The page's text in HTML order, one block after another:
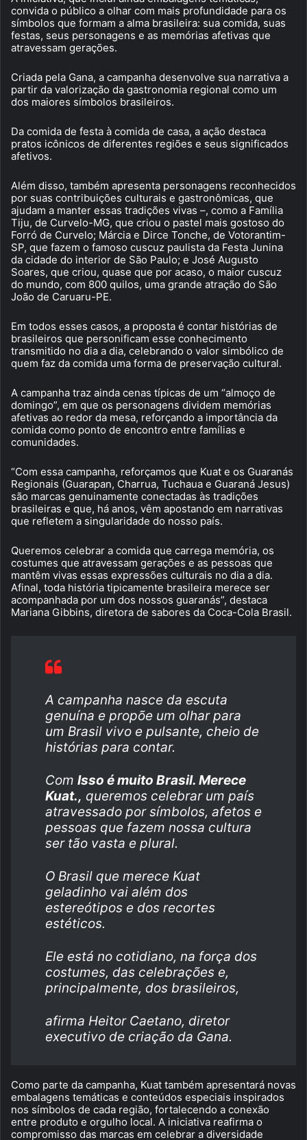
convida o público a olhar com mais profundidade para os
símbolos que formam a alma brasileira: sua comida, suas
festas, seus personagens e as memórias afetivas que
atravessam gerações.
Criada pela Gana, a campanha desenvolve sua narrativa a
partir da valorização da gastronomia regional como um
dos maiores símbolos brasileiros.
Da comida de festa à comida de casa, a ação destaca
pratos icônicos de diferentes regiões e seus significados
afetivos.
Além disso, também apresenta personagens reconhecidos
por suas contribuições culturais e gastronômicas, que
ajudam a manter essas tradições vivas –, como a Família
Tiju, de Curvelo-MG, que criou o pastel mais gostoso do
Forró de Curvelo; Márcia e Dirce Tonche, de Votorantim-
SP, que fazem o famoso cuscuz paulista da Festa Junina
da cidade do interior de São Paulo; e José Augusto
Soares, que criou, quase que por acaso, o maior cuscuz
do mundo, com 800 quilos, uma grande atração do São
João de Caruaru-PE.
Em todos esses casos, a proposta é contar histórias de
brasileiros que personificam esse conhecimento
transmitido no dia a dia, celebrando o valor simbólico de
quem faz da comida uma forma de preservação cultural.
A campanha traz ainda cenas típicas de um “almoço de
domingo”, em que os personagens dividem memórias
afetivas ao redor da mesa, reforçando a importância da
comida como ponto de encontro entre famílias e
comunidades.
“Com essa campanha, reforçamos que Kuat e os Guaranás
Regionais (Guarapan, Charrua, Tuchaua e Guaraná Jesus)
são marcas genuinamente conectadas às tradições
brasileiras e que, há anos, vêm apostando em narrativas
que refletem a singularidade do nosso país.
Queremos celebrar a comida que carrega memória, os
costumes que atravessam gerações e as pessoas que
mantêm vivas essas expressões culturais no dia a dia.
Afinal, toda história tipicamente brasileira merece ser
acompanhada por um dos nossos guaranás”, destaca
Mariana Gibbins, diretora de sabores da Coca-Cola Brasil.
A campanha nasce da escuta
genuína e propõe um olhar para
um Brasil vivo e pulsante, cheio de
histórias para contar.
Com Isso é muito Brasil. Merece
Kuat., queremos celebrar um país
atravessado por símbolos, afetos e
pessoas que fazem nossa cultura
ser tão vasta e plural.
O Brasil que merece Kuat
geladinho vai além dos
estereótipos e dos recortes
estéticos.
Ele está no cotidiano, na força dos
costumes, das celebrações e,
principalmente, dos brasileiros,
afirma Heitor Caetano, diretor
executivo de criação da Gana.
Como parte da campanha, Kuat também apresentará novas
embalagens temáticas e conteúdos especiais inspirados
nos símbolos de cada região, fortalecendo a conexão
entre produto e orgulho local. A iniciativa reafirma o
compromisso das marcas em celebrar a diversidade